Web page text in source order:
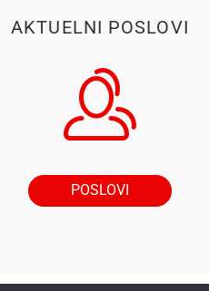
AKTUELNI POSLOVI
POSLOVI